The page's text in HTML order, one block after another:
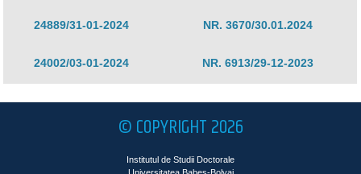
24889/31-01-2024 NR. 3670/30.01.2024
24002/03-01-2024 NR. 6913/29-12-2023
© COPYRIGHT 2026
Institutul de Studii Doctorale